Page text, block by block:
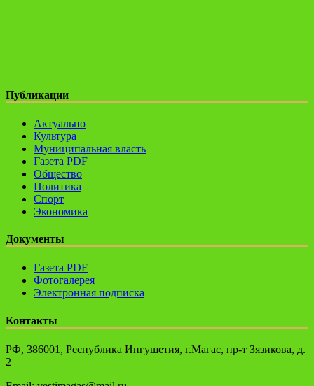
Публикации
Актуально
Культура
Муниципальная власть
Газета PDF
Общество
Политика
Спорт
Экономика
Документы
Газета PDF
Фотогалерея
Электронная подписка
Контакты
РФ, 386001, Республика Ингушетия, г.Магас, пр-т Зязикова, д.
2